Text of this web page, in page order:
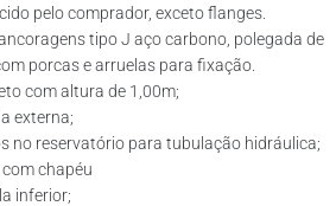
pelo comprador, exceto flanges.
tipo J aço carbono, polegada de
porcas e arruelas para fixação.
com altura de 1,00m;
externa;
no reservatório para tubulação hidráulica;
chapéu
inferior;